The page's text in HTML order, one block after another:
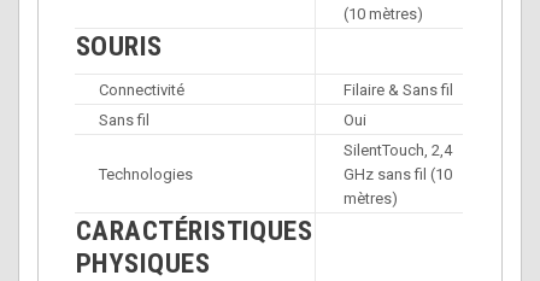
(10 mètres)
SOURIS
Connectivité
Filaire & Sans fil
Sans fil
Oui
Technologies
SilentTouch, 2,4
GHz sans fil (10
mètres)
CARACTÉRISTIQUES
PHYSIQUES